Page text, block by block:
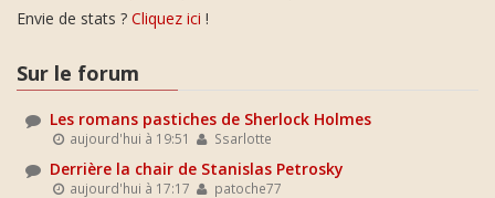
Envie de stats ? Cliquez ici !
Sur le forum
Les romans pastiches de Sherlock Holmes
aujourd'hui à 19:51 Ssarlotte
Derrière la chair de Stanislas Petrosky
aujourd'hui à 17:17 patoche77